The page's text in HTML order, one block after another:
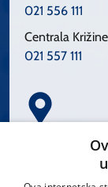
021 556 111
Centrala Križine
021 557 111
Spinčićeva 1,